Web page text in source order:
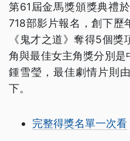
第61屆金馬獎頒獎典禮
718部影片報名，創下歷
《鬼才之道》奪得5個
角與最佳女主角獎分別
鍾雪瑩，最佳劇情片則
下。
完整得獎名單一次看